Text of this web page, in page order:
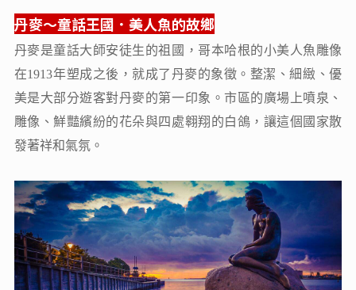
丹麥～童話王國．美人魚的故鄉
丹麥是童話大師安徒生的祖國，哥本哈根的小美人魚雕像
在1913年塑成之後，就成了丹麥的象徵。整潔、細緻、優
美是大部分遊客對丹麥的第一印象。市區的廣場上噴泉、
雕像、鮮豔繽紛的花朵與四處翱翔的白鴿，讓這個國家散
發著祥和氣氛。